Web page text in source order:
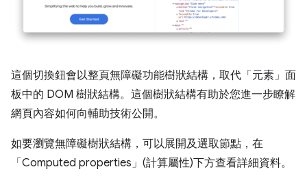
這個切換鈕會以整頁無障礙功能樹狀結構，取代「元素」 面
板中的 DOM 樹狀結構。這個樹狀結構有助於您進一步瞭解
網頁內容如何向輔助技術公開。
如要瀏覽無障礙樹狀結構，可以展開及選取節點，在
「Computed properties」(計算屬性)下方查看詳細資料。